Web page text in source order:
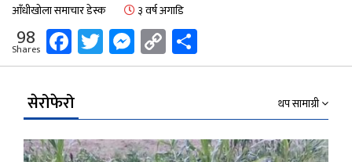
आँधीखोला समाचार डेस्क ३ वर्ष अगाडि
98
Shares Facebook
Twitter
Messenger
Copy
Link
सेरोफेरो थप सामाग्री